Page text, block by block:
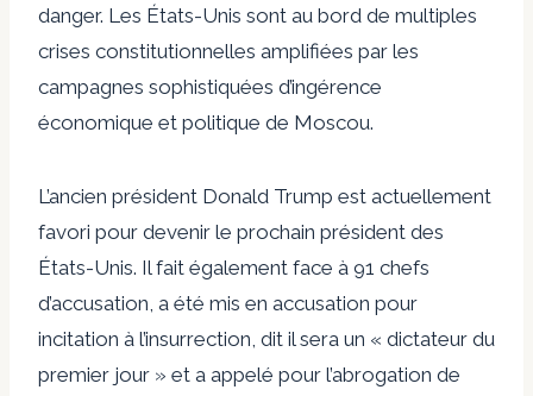
danger. Les États-Unis sont au bord de multiples
crises constitutionnelles amplifiées par les
campagnes sophistiquées d’ingérence
économique et politique de Moscou.
L’ancien président Donald Trump est actuellement
favori pour devenir le prochain président des
États-Unis. Il fait également face à 91 chefs
d’accusation, a été mis en accusation pour
incitation à l’insurrection, dit il sera un « dictateur du
premier jour » et a appelé pour l’abrogation de